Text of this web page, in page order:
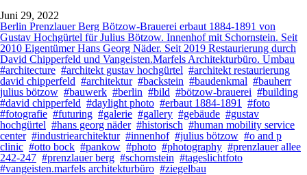
Juni 29, 2022
Berlin Prenzlauer Berg Bötzow-Brauerei erbaut 1884-1891 von
Gustav Hochgürtel für Julius Bötzow. Innenhof mit Schornstein. Seit
2010 Eigentümer Hans Georg Näder. Seit 2019 Restaurierung durch
David Chipperfeld und Vangeisten.Marfels Architekturbüro. Umbau
#architecture #architekt gustav hochgürtel #architekt restaurierung
david chipperfeld #architektur #backstein #baudenkmal #bauherr
julius bötzow #bauwerk #berlin #bild #bötzow-brauerei #building
#david chipperfeld #daylight photo #erbaut 1884-1891
#foto
#fotografie #futuring #galerie #gallery #gebäude #gustav
hochgürtel #hans georg näder #historisch #human mobility service
center #industriearchitektur #innenhof #julius bötzow #o and p
clinic #otto bock #pankow #photo #photography #prenzlauer allee
242-247 #prenzlauer berg #schornstein #tageslichtfoto
#vangeisten.marfels architekturbüro #ziegelbau